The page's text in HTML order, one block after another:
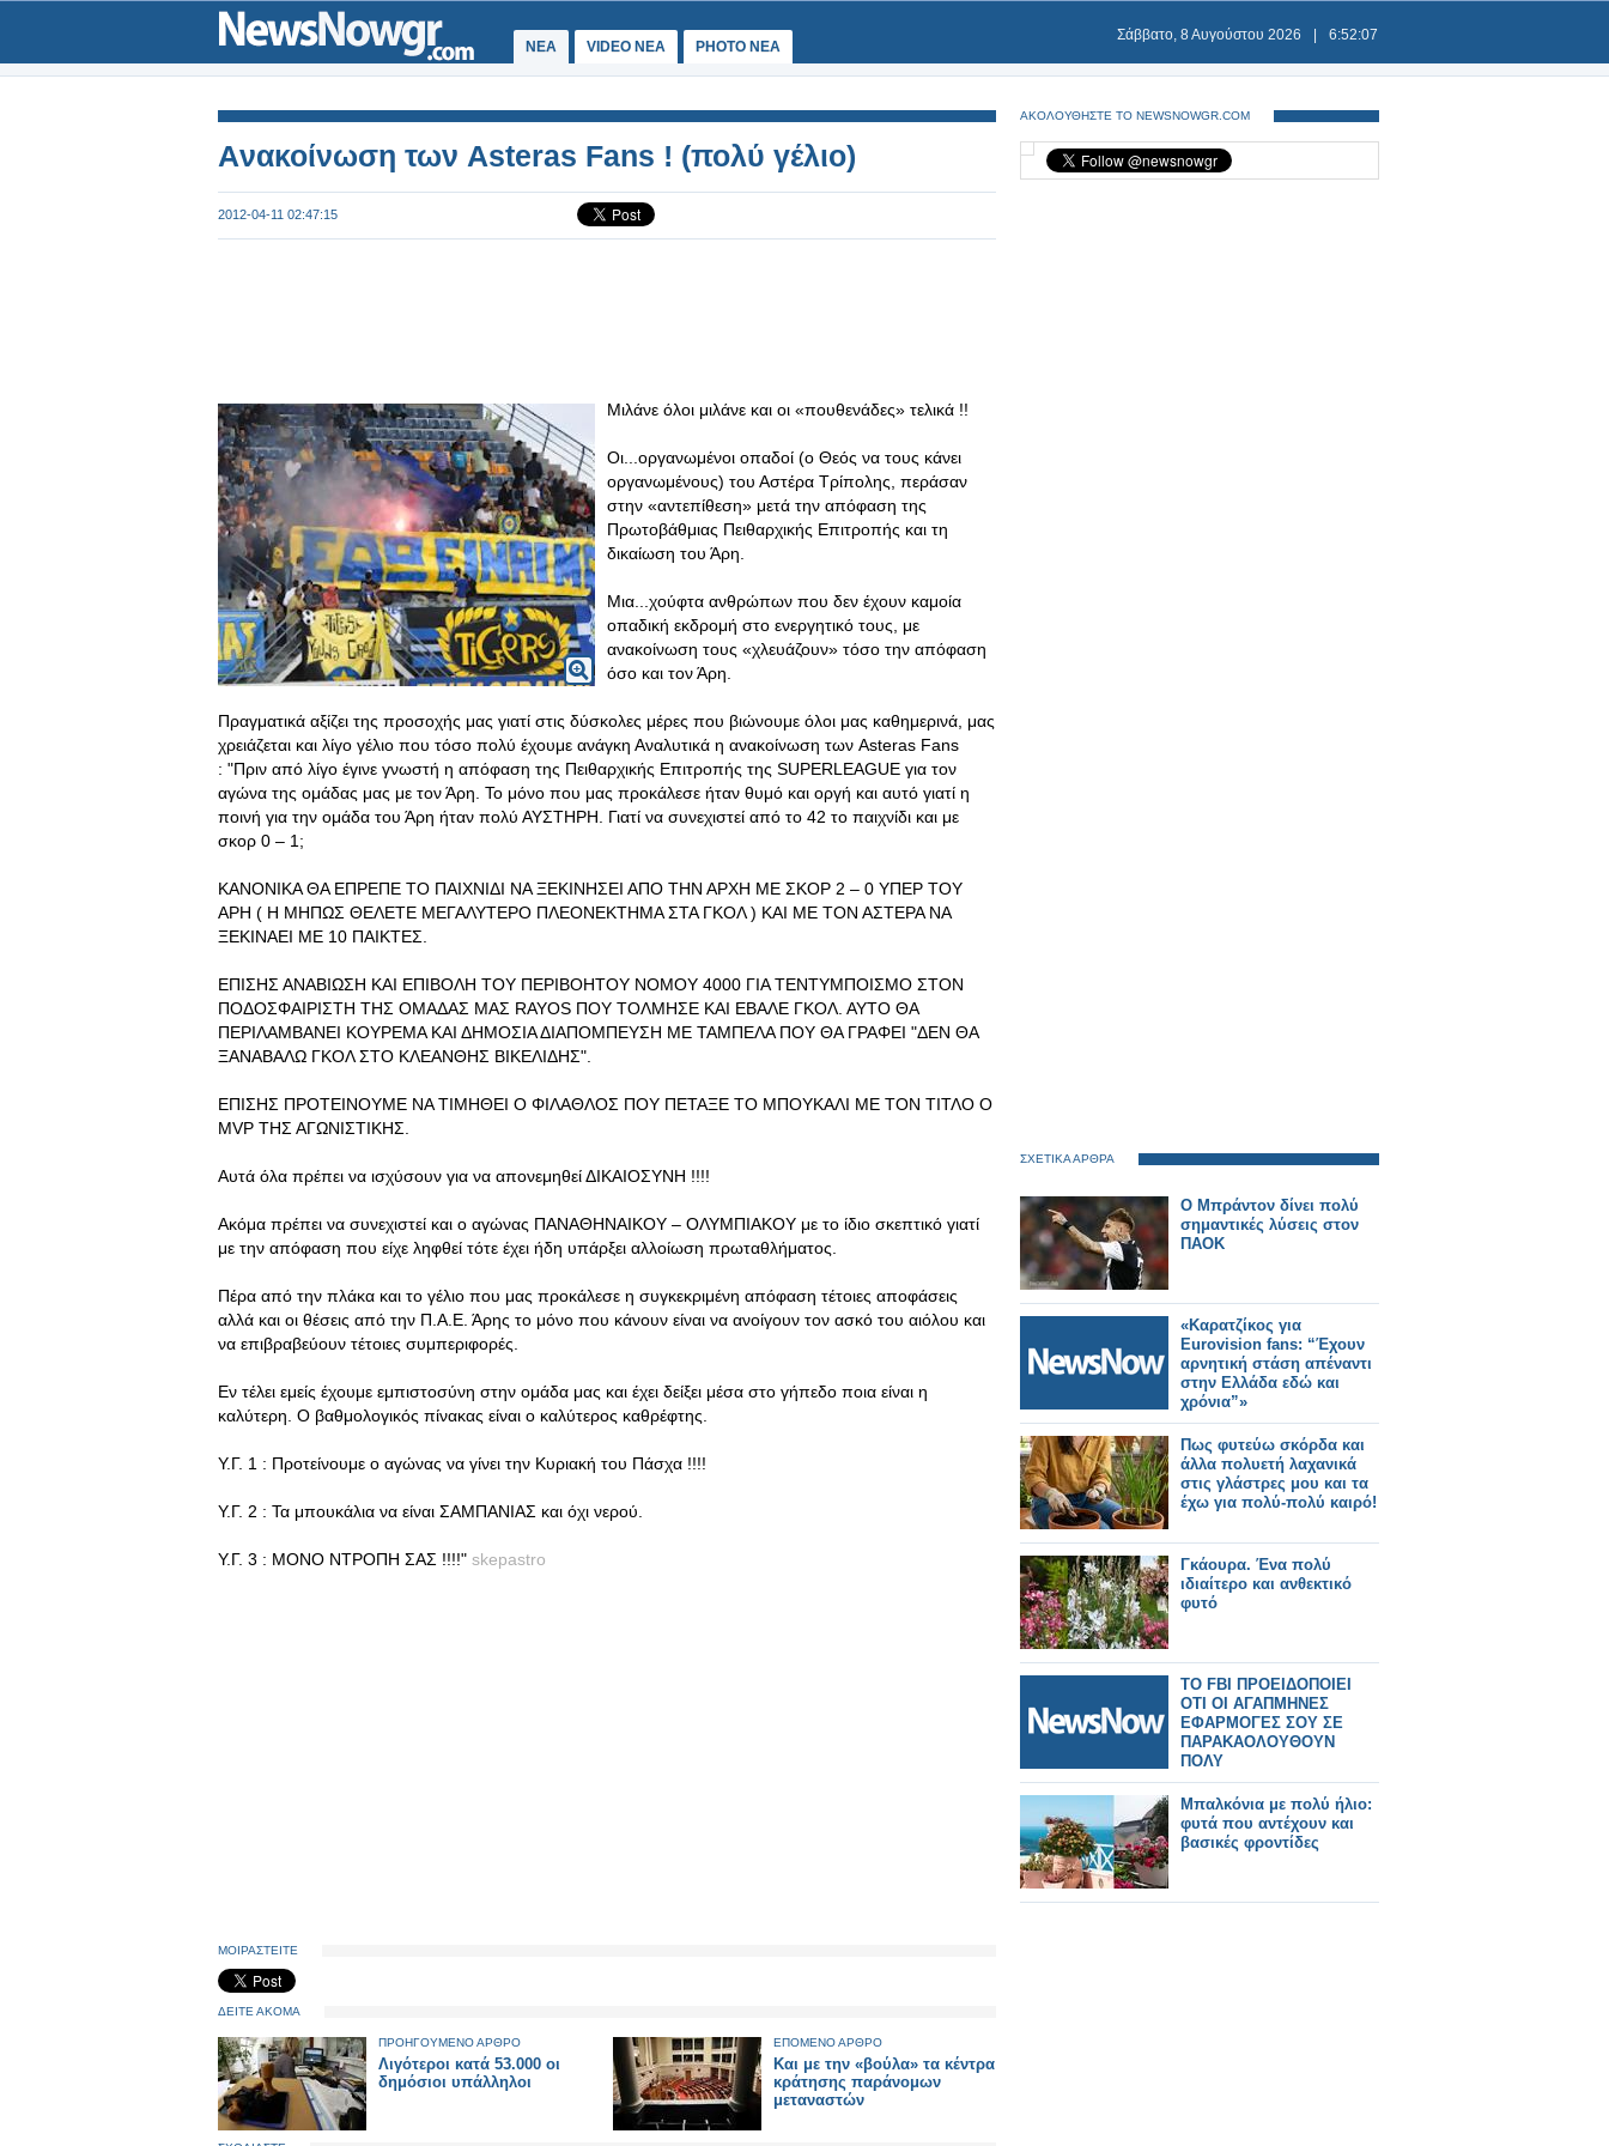
ΝΕΑ VIDEO NEA PHOTO NEA
Σάββατο, 8 Αυγούστου 2026 6:52:08
Aνακοίνωση των Asteras Fans ! (πολύ γέλιο)
2012-04-11 02:47:15
Μιλάνε όλοι μιλάνε και οι «πουθενάδες» τελικά !!
Οι...οργανωμένοι οπαδοί (ο Θεός να τους κάνει
οργανωμένους) του Αστέρα Τρίπολης, περάσαν
στην «αντεπίθεση» μετά την απόφαση της
Πρωτοβάθμιας Πειθαρχικής Επιτροπής και τη
δικαίωση του Άρη.
Μια...χούφτα ανθρώπων που δεν έχουν καμοία
οπαδική εκδρομή στο ενεργητικό τους, με
ανακοίνωση τους «χλευάζουν» τόσο την απόφαση
όσο και τον Άρη.
Πραγματικά αξίζει της προσοχής μας γιατί στις δύσκολες μέρες που βιώνουμε όλοι μας καθημερινά, μας
χρειάζεται και λίγο γέλιο που τόσο πολύ έχουμε ανάγκη Αναλυτικά η ανακοίνωση των Asteras Fans
: "Πριν από λίγο έγινε γνωστή η απόφαση της Πειθαρχικής Επιτροπής της SUPERLEAGUE για τον
αγώνα της ομάδας μας με τον Άρη. Το μόνο που μας προκάλεσε ήταν θυμό και οργή και αυτό γιατί η
ποινή για την ομάδα του Άρη ήταν πολύ ΑΥΣΤΗΡΗ. Γιατί να συνεχιστεί από το 42 το παιχνίδι και με
σκορ 0 – 1;
ΚΑΝΟΝΙΚΑ ΘΑ ΕΠΡΕΠΕ ΤΟ ΠΑΙΧΝΙΔΙ ΝΑ ΞΕΚΙΝΗΣΕΙ ΑΠΟ ΤΗΝ ΑΡΧΗ ΜΕ ΣΚΟΡ 2 – 0 ΥΠΕΡ ΤΟΥ
ΑΡΗ ( Η ΜΗΠΩΣ ΘΕΛΕΤΕ ΜΕΓΑΛΥΤΕΡΟ ΠΛΕΟΝΕΚΤΗΜΑ ΣΤΑ ΓΚΟΛ ) ΚΑΙ ΜΕ ΤΟΝ ΑΣΤΕΡΑ ΝΑ
ΞΕΚΙΝΑΕΙ ΜΕ 10 ΠΑΙΚΤΕΣ.
ΕΠΙΣΗΣ ΑΝΑΒΙΩΣΗ ΚΑΙ ΕΠΙΒΟΛΗ ΤΟΥ ΠΕΡΙΒΟΗΤΟΥ ΝΟΜΟΥ 4000 ΓΙΑ ΤΕΝΤΥΜΠΟΙΣΜΟ ΣΤΟΝ
ΠΟΔΟΣΦΑΙΡΙΣΤΗ ΤΗΣ ΟΜΑΔΑΣ ΜΑΣ RAYOS ΠΟΥ ΤΟΛΜΗΣΕ ΚΑΙ ΕΒΑΛΕ ΓΚΟΛ. ΑΥΤΟ ΘΑ
ΠΕΡΙΛΑΜΒΑΝΕΙ ΚΟΥΡΕΜΑ ΚΑΙ ΔΗΜΟΣΙΑ ΔΙΑΠΟΜΠΕΥΣΗ ΜΕ ΤΑΜΠΕΛΑ ΠΟΥ ΘΑ ΓΡΑΦΕΙ "ΔΕΝ ΘΑ
ΞΑΝΑΒΑΛΩ ΓΚΟΛ ΣΤΟ ΚΛΕΑΝΘΗΣ ΒΙΚΕΛΙΔΗΣ".
ΕΠΙΣΗΣ ΠΡΟΤΕΙΝΟΥΜΕ ΝΑ ΤΙΜΗΘΕΙ Ο ΦΙΛΑΘΛΟΣ ΠΟΥ ΠΕΤΑΞΕ ΤΟ ΜΠΟΥΚΑΛΙ ΜΕ ΤΟΝ ΤΙΤΛΟ Ο
MVP ΤΗΣ ΑΓΩΝΙΣΤΙΚΗΣ.
Αυτά όλα πρέπει να ισχύσουν για να απονεμηθεί ΔΙΚΑΙΟΣΥΝΗ !!!!
Ακόμα πρέπει να συνεχιστεί και ο αγώνας ΠΑΝΑΘΗΝΑΙΚΟΥ – ΟΛΥΜΠΙΑΚΟΥ με το ίδιο σκεπτικό γιατί
με την απόφαση που είχε ληφθεί τότε έχει ήδη υπάρξει αλλοίωση πρωταθλήματος.
Πέρα από την πλάκα και το γέλιο που μας προκάλεσε η συγκεκριμένη απόφαση τέτοιες αποφάσεις
αλλά και οι θέσεις από την Π.Α.Ε. Άρης το μόνο που κάνουν είναι να ανοίγουν τον ασκό του αιόλου και
να επιβραβεύουν τέτοιες συμπεριφορές.
Εν τέλει εμείς έχουμε εμπιστοσύνη στην ομάδα μας και έχει δείξει μέσα στο γήπεδο ποια είναι η
καλύτερη. Ο βαθμολογικός πίνακας είναι ο καλύτερος καθρέφτης.
Υ.Γ. 1 : Προτείνουμε ο αγώνας να γίνει την Κυριακή του Πάσχα !!!!
Υ.Γ. 2 : Τα μπουκάλια να είναι ΣΑΜΠΑΝΙΑΣ και όχι νερού.
Υ.Γ. 3 : ΜΟΝΟ ΝΤΡΟΠΗ ΣΑΣ !!!!" skepastro
ΜΟΙΡΑΣΤΕΙΤΕ
ΔΕΙΤΕ ΑΚΟΜΑ
ΠΡΟΗΓΟΥΜΕΝΟ ΑΡΘΡΟ
Λιγότεροι κατά 53.000 οι
δημόσιοι υπάλληλοι
ΕΠΟΜΕΝΟ ΑΡΘΡΟ
Και με την «βούλα» τα κέντρα
κράτησης παράνομων
μεταναστών
ΑΚΟΛΟΥΘΗΣΤΕ ΤΟ NEWSNOWGR.COM
ΣΧΕΤΙΚΑ ΑΡΘΡΑ
Ο Μπράντον δίνει πολύ
σημαντικές λύσεις στον
ΠΑΟΚ
«Καρατζίκος για
Eurovision fans: “Έχουν
αρνητική στάση απέναντι
στην Ελλάδα εδώ και
χρόνια”»
Πως φυτεύω σκόρδα και
άλλα πολυετή λαχανικά
στις γλάστρες μου και τα
έχω για πολύ-πολύ καιρό!
Γκάουρα. Ένα πολύ
ιδιαίτερο και ανθεκτικό
φυτό
TO FBI ΠΡΟΕΙΔΟΠΟΙΕΙ
ΟΤΙ ΟΙ ΑΓΑΠΜΗΝΕΣ
ΕΦΑΡΜΟΓΕΣ ΣΟΥ ΣΕ
ΠΑΡΑΚΑΟΛΟΥΘΟΥΝ
ΠΟΛΥ
Μπαλκόνια με πολύ ήλιο:
φυτά που αντέχουν και
βασικές φροντίδες